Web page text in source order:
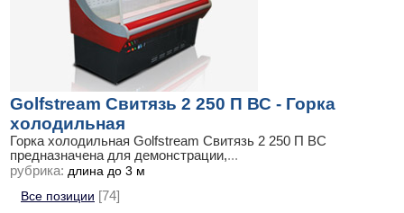
Golfstream Свитязь 2 250 П ВС - Горка
холодильная
Горка холодильная Golfstream Свитязь 2 250 П ВС
предназначена для демонстрации,...
рубрика: длина до 3 м
Все позиции [74]